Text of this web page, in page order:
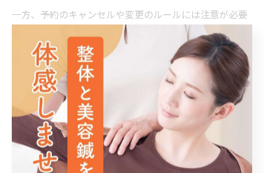
一方、予約のキャンセルや変更のルールには注意が必要
です。急な体調の変化や予定変更があった場合、キャン
セル料や再予約の可否について事前に確認しておくと安
心です。また、人気の整骨院では予約が取りづらい場合
もあるため、早めの予約や複数回分の予約を検討すると
スムーズに通院できます。
国家資格者がいる整骨院の安心感
交通事故による身体の不調を安心して任せられる整骨院